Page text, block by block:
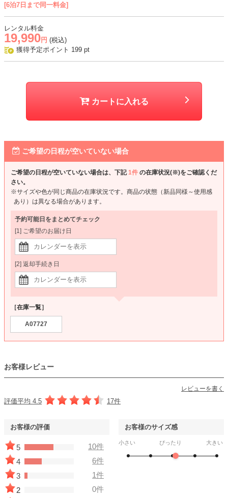
結婚式、二次会、パーティー、お食事会、発表会、式典など
[6泊7日まで同一料金]
レンタル料金
19,990 円 (税込)
獲得予定ポイント 199 pt
カートに入れる
ご希望の日程が空いていない場合
ご希望の日程が空いていない場合は、下記1件 の在庫状況(※)をご確認くだ
さい。
※サイズや色が同じ商品の在庫状況です。商品の状態（新品同様～使用感
あり）は異なる場合があります。
予約可能日をまとめてチェック
[1] ご希望のお届け日
[2] 返却手続き日
［在庫一覧］
A07727
お客様レビュー
レビューを書く
評価平均 4.5 17件
お客様の評価
5
10件
4
6件
3
1件
2
0件
お客様のサイズ感
小さい ぴったり 大きい